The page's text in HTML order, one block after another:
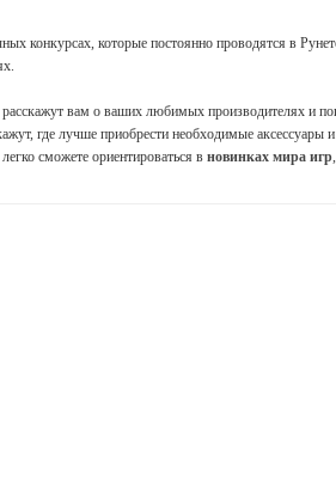
конкурсах, которые постоянно проводятся в
расскажут вам о ваших любимых производителях и
где лучше приобрести необходимые
сможете ориентироваться в новинках мира игр